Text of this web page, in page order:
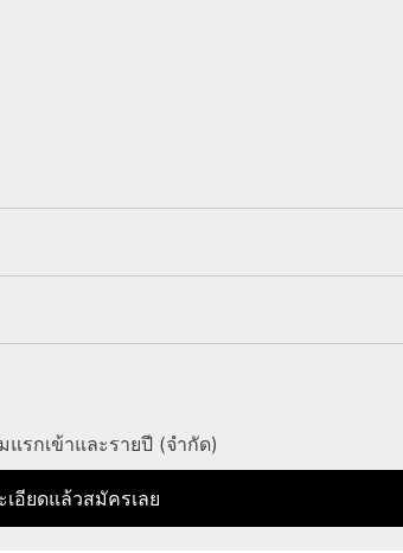
รกเข้าและรายปี (จำกัด)
เอียดแล้วสมัครเลย